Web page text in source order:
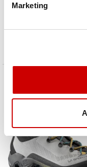
Marketing
WILDFIRE 2 GTX W